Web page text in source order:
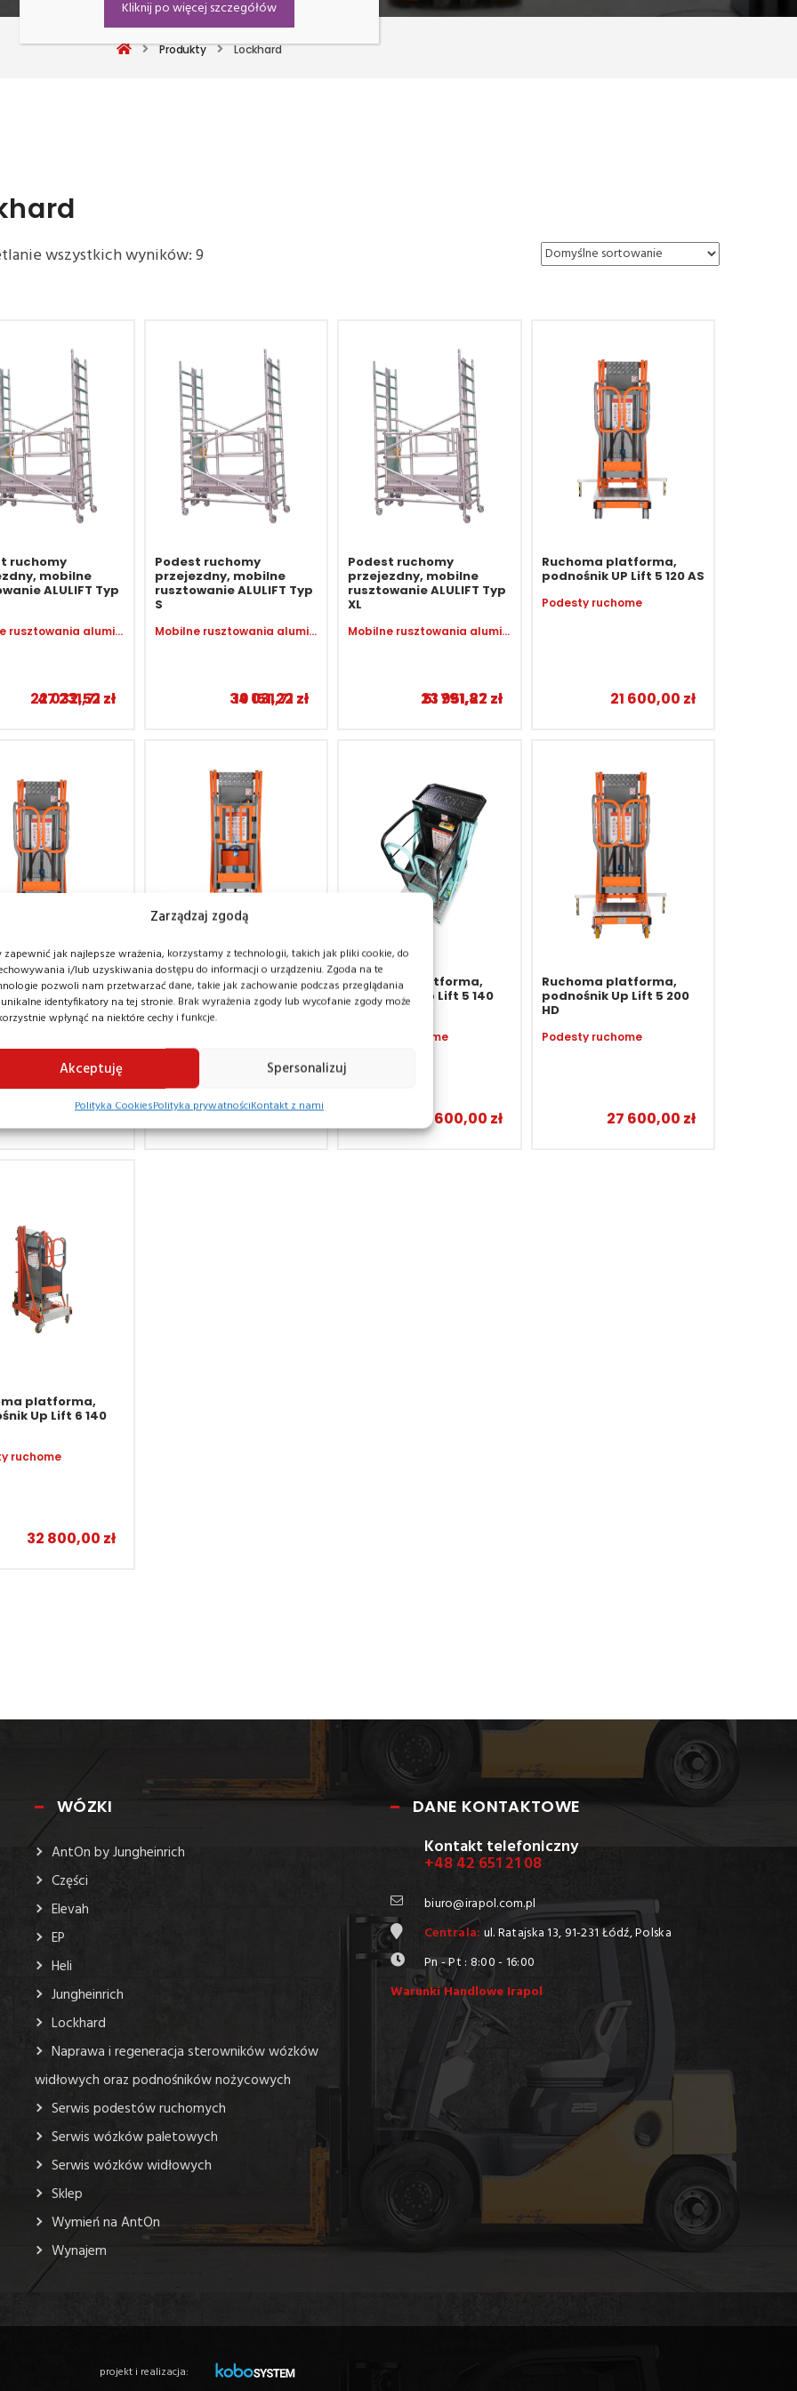
Zarządzaj zgodą
zapewnić jak najlepsze wrażenia, korzystamy z technologii, takich jak pliki cookie, do
i/lub uzyskiwania dostępu do informacji o urządzeniu. Zgoda na te
pozwoli nam przetwarzać dane, takie jak zachowanie podczas przeglądania
identyfikatory na tej stronie. Brak wyrażenia zgody lub wycofanie zgody może
wpłynąć na niektóre cechy i funkcje.
Akceptuję Spersonalizuj
Polityka CookiesPolityka prywatnościKontakt z nami
Produkty Lockhard
paletowy Ręczny wózek paletowy
Jungheinrich AM22
2 490,00
wszystkich wyników: 9
ruchomy
mobilne
ALULIFT Typ
Mobilne rusztowania aluminiowe
22 032,52 zł
47 231,71 zł
Podest ruchomy
przejezdny, mobilne
rusztowanie ALULIFT Typ
S
Mobilne rusztowania aluminiowe
19 151,22 zł
34 031,71 zł
Podest ruchomy
przejezdny, mobilne
rusztowanie ALULIFT Typ
XL
Mobilne rusztowania aluminiowe
23 951,22 zł
51 791,87 zł
Ruchoma platforma,
podnośnik UP Lift 5 120 AS
Podesty ruchome
21 600,00 zł
platforma,
UP Lift 5 120
ruchome
Ruchoma platforma,
podnośnik UP Lift 5 120 XS
HD
Ruchoma platforma,
podnośnik Up Lift 5 140
Carry HD
Podesty ruchome
27 600,00 zł
Ruchoma platforma,
podnośnik Up Lift 5 200
HD
Podesty ruchome
27 600,00 zł
platforma,
Up Lift 6 140
ruchome
32 800,00 zł
WÓZKI
AntOn by Jungheinrich
Części
Elevah
EP
Heli
Jungheinrich
Lockhard
Naprawa i regeneracja sterowników wózków
widłowych oraz podnośników nożycowych
Serwis podestów ruchomych
Serwis wózków paletowych
Serwis wózków widłowych
Sklep
Wymień na AntOn
Wynajem
DANE KONTAKTOWE
Kontakt telefoniczny
+48 42 651 21 08
biuro@irapol.com.pl
Centrala: ul. Ratajska 13, 91-231 Łódź, Polska
Pn - Pt : 8:00 - 16:00
Warunki Handlowe Irapol
projekt i realizacja:
Kliknij po więcej szczegółów